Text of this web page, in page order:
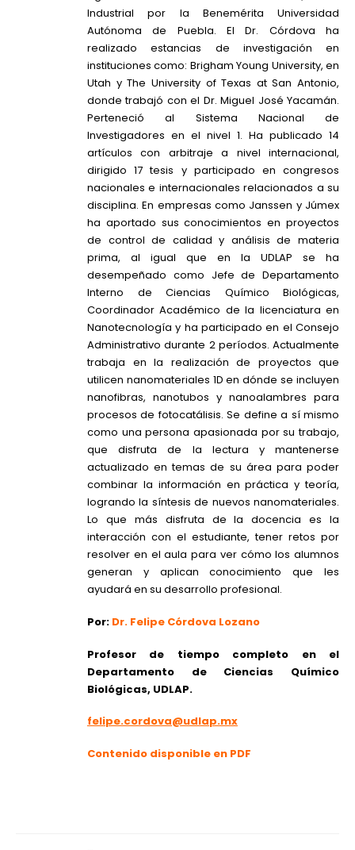
Industrial por la Benemérita Universidad
Autónoma de Puebla. El Dr. Córdova ha
realizado estancias de investigación en
instituciones como: Brigham Young University, en
Utah y The University of Texas at San Antonio,
donde trabajó con el Dr. Miguel José Yacamán.
Perteneció al Sistema Nacional de
Investigadores en el nivel 1. Ha publicado 14
artículos con arbitraje a nivel internacional,
dirigido 17 tesis y participado en congresos
nacionales e internacionales relacionados a su
disciplina. En empresas como Janssen y Júmex
ha aportado sus conocimientos en proyectos
de control de calidad y análisis de materia
prima, al igual que en la UDLAP se ha
desempeñado como Jefe de Departamento
Interno de Ciencias Químico Biológicas,
Coordinador Académico de la licenciatura en
Nanotecnología y ha participado en el Consejo
Administrativo durante 2 períodos. Actualmente
trabaja en la realización de proyectos que
utilicen nanomateriales 1D en dónde se incluyen
nanofibras, nanotubos y nanoalambres para
procesos de fotocatálisis. Se define a sí mismo
como una persona apasionada por su trabajo,
que disfruta de la lectura y mantenerse
actualizado en temas de su área para poder
combinar la información en práctica y teoría,
logrando la síntesis de nuevos nanomateriales.
Lo que más disfruta de la docencia es la
interacción con el estudiante, tener retos por
resolver en el aula para ver cómo los alumnos
generan y aplican conocimiento que les
ayudará en su desarrollo profesional.
Por: Dr. Felipe Córdova Lozano
Profesor de tiempo completo en el
Departamento de Ciencias Químico
Biológicas, UDLAP.
felipe.cordova@udlap.mx
Contenido disponible en PDF